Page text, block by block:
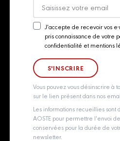
Actualités
Groupe Aoste
Newsletter
Consent
J'accepte de recevoir vos
pris connaissance de votre
confidentialité et mentions
Vous pouvez vous désinscrire à
sur le lien présent dans nos
Les informations recueillies sont
AOSTE pour permettre l'envoi
conservées pour la durée de
newsletter.